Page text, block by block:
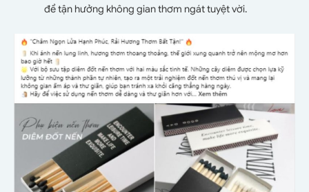
để tận hưởng không gian thơm ngát tuyệt vời.